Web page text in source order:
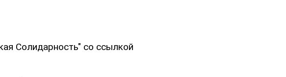
Солидарность" со ссылкой